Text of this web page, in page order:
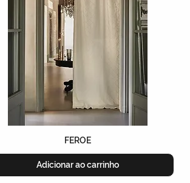
FEROE
Adicionar ao carrinho